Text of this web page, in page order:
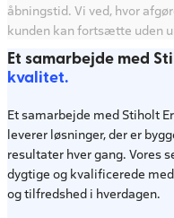
åbningstid. Vi ved, hvor
kunden kan fortsætte uden
Et samarbejde med
kvalitet.
Et samarbejde med Stiholt
leverer løsninger, der er
resultater hver gang. Vores
dygtige og kvalificerede
og tilfredshed i hverdagen.